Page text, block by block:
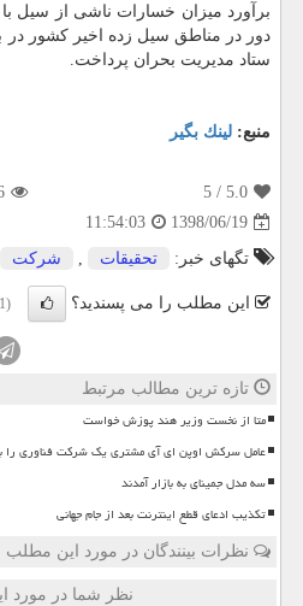
برآورد میزان خسارات ناشی از سیل
ستاد مدیریت بحران پرداخت.
منبع: لینك بگیر
5.0
/ 5
1398/06/19
11:54:03
تگهای خبر:
تحقیقات , شركت
این مطلب را می پسندید؟ (1)
تازه ترین مطالب مرتبط
متا از نخست وزیر هند پوزش خواست
عامل سرکش اوپن ای آی مشتری یک شرکت فناوری را
سه مدل جمینای به بازار آمدند
تکذیب ادعای قطع اینترنت بعد از جام جهانی
نظرات بینندگان در مورد این مطلب
نظر شما در مورد